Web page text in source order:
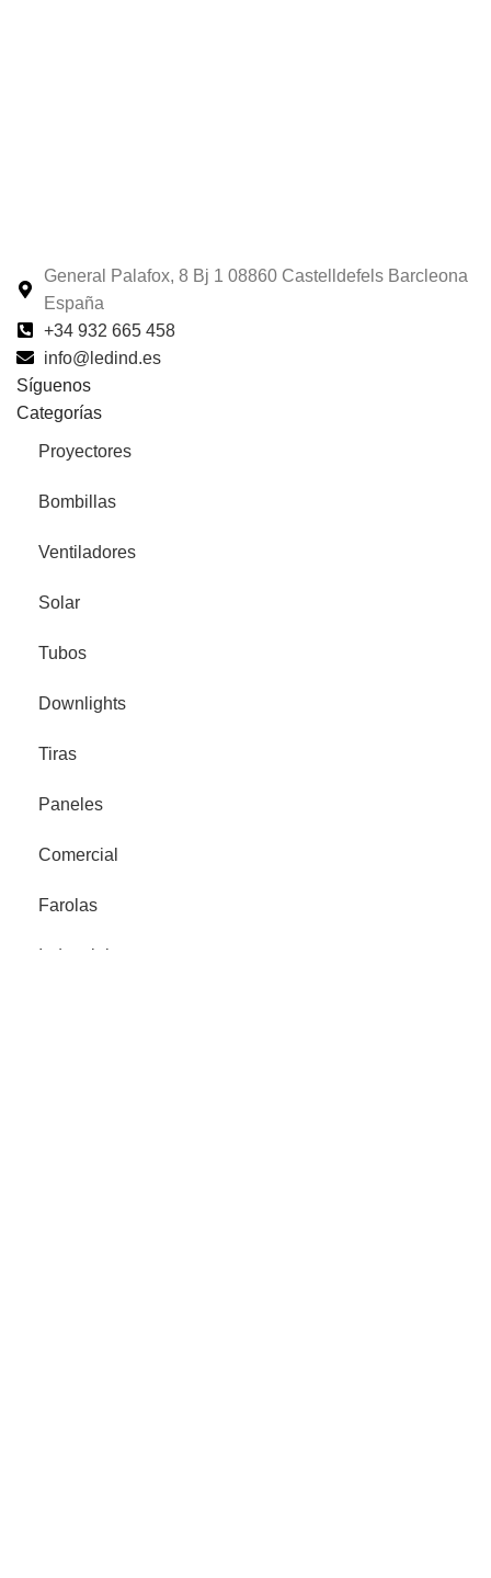
General Palafox, 8 Bj 1 08860 Castelldefels Barcleona
España
+34 932 665 458‬
info@ledind.es
Síguenos
Categorías
Proyectores
Bombillas
Ventiladores
Solar
Tubos
Downlights
Tiras
Paneles
Comercial
Farolas
Industrial